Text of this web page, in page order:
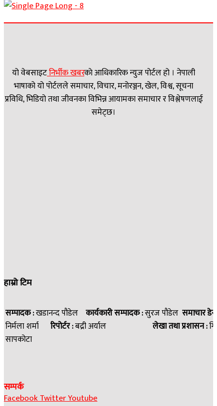
यो वेबसाइटनिर्भीक खबरकाे आधिकारिक न्युज पोर्टल हो । नेपाली
भाषाको यो पोर्टलले समाचार, विचार, मनोरञ्जन, खेल, विश्व, सूचना
प्रविधि, भिडियो तथा जीवनका विभिन्न आयामका समाचार र विश्लेषणलाई
समेट्छ।
हाम्रो टिम
सम्पादक :खडानन्द पौडेल कार्यकारी सम्पादक :सुरज पौडेल समाचार
निर्मला शर्मा रिपोर्टर :बद्री अर्याल लेखा तथा प्रशासन :
सापकोटा
सम्पर्क
FacebookTwitterYoutube